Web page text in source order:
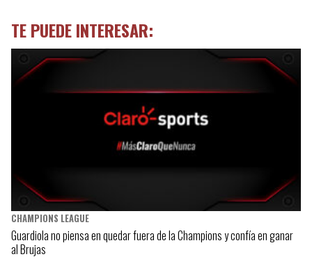
TE PUEDE INTERESAR:
CHAMPIONS LEAGUE
Guardiola no piensa en quedar fuera de la Champions y confía en ganar
al Brujas